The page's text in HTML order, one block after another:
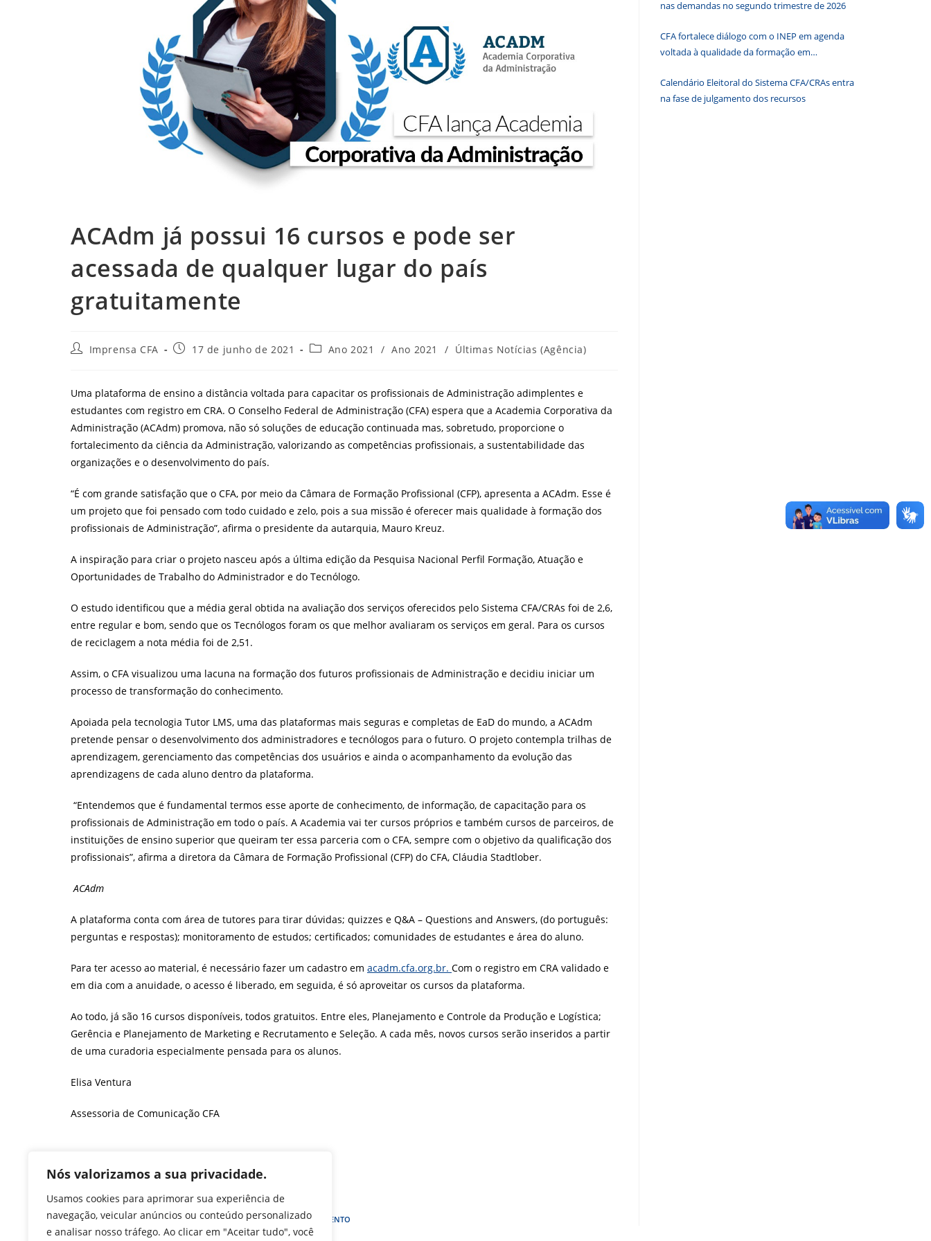
Nós valorizamos a sua privacidade.
Usamos cookies para aprimorar sua experiência de
navegação, veicular anúncios ou conteúdo personalizado
e analisar nosso tráfego. Ao clicar em "Aceitar tudo", você
ACAdm já possui 16 cursos e pode ser
acessada de qualquer lugar do país
gratuitamente
AutorImprensa CFA
Post17 de junho de 2021
Categoria
Ano 2021 / Ano 2021 / Últimas Notícias (Agência)
Uma plataforma de ensino a distância voltada para capacitar os profissionais de Administração adimplentes e
estudantes com registro em CRA. O Conselho Federal de Administração (CFA) espera que a Academia Corporativa da
Administração (ACAdm) promova, não só soluções de educação continuada mas, sobretudo, proporcione o
fortalecimento da ciência da Administração, valorizando as competências profissionais, a sustentabilidade das
organizações e o desenvolvimento do país.
“É com grande satisfação que o CFA, por meio da Câmara de Formação Profissional (CFP), apresenta a ACAdm. Esse é
um projeto que foi pensado com todo cuidado e zelo, pois a sua missão é oferecer mais qualidade à formação dos
profissionais de Administração”, afirma o presidente da autarquia, Mauro Kreuz.
A inspiração para criar o projeto nasceu após a última edição da Pesquisa Nacional Perfil Formação, Atuação e
Oportunidades de Trabalho do Administrador e do Tecnólogo.
O estudo identificou que a média geral obtida na avaliação dos serviços oferecidos pelo Sistema CFA/CRAs foi de 2,6,
entre regular e bom, sendo que os Tecnólogos foram os que melhor avaliaram os serviços em geral. Para os cursos
de reciclagem a nota média foi de 2,51.
Assim, o CFA visualizou uma lacuna na formação dos futuros profissionais de Administração e decidiu iniciar um
processo de transformação do conhecimento.
Apoiada pela tecnologia Tutor LMS, uma das plataformas mais seguras e completas de EaD do mundo, a ACAdm
pretende pensar o desenvolvimento dos administradores e tecnólogos para o futuro. O projeto contempla trilhas de
aprendizagem, gerenciamento das competências dos usuários e ainda o acompanhamento da evolução das
aprendizagens de cada aluno dentro da plataforma.
“Entendemos que é fundamental termos esse aporte de conhecimento, de informação, de capacitação para os
profissionais de Administração em todo o país. A Academia vai ter cursos próprios e também cursos de parceiros, de
instituições de ensino superior que queiram ter essa parceria com o CFA, sempre com o objetivo da qualificação dos
profissionais”, afirma a diretora da Câmara de Formação Profissional (CFP) do CFA, Cláudia Stadtlober.
ACAdm
A plataforma conta com área de tutores para tirar dúvidas; quizzes e Q&A – Questions and Answers, (do português:
perguntas e respostas); monitoramento de estudos; certificados; comunidades de estudantes e área do aluno.
Para ter acesso ao material, é necessário fazer um cadastro em acadm.cfa.org.br. Com o registro em CRA validado e
em dia com a anuidade, o acesso é liberado, em seguida, é só aproveitar os cursos da plataforma.
Ao todo, já são 16 cursos disponíveis, todos gratuitos. Entre eles, Planejamento e Controle da Produção e Logística;
Gerência e Planejamento de Marketing e Recrutamento e Seleção. A cada mês, novos cursos serão inseridos a partir
de uma curadoria especialmente pensada para os alunos.
Elisa Ventura
Assessoria de Comunicação CFA
F
a
c
T
w
itt
Li
n
k
W
h
at
M
e
ss
Pr
in
tF
TAGS:ACADEMIA CORPORATIVA DA ADMINISTRAÇÃO, ACADM, LANÇAMENTO
nas demandas no segundo trimestre de 2026
CFA fortalece diálogo com o INEP em agenda
voltada à qualidade da formação em
Calendário Eleitoral do Sistema CFA/CRAs entra
na fase de julgamento dos recursos